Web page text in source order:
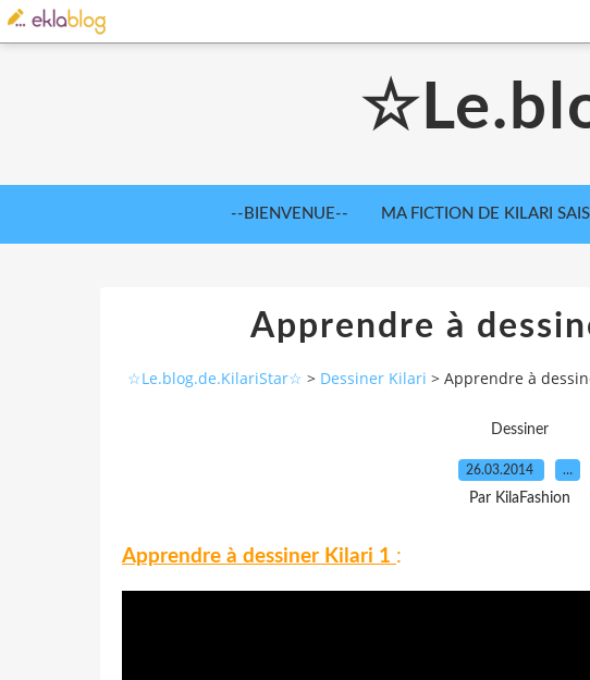
--BIENVENUE-- MA FICTION DE KILARI
Apprendre à
☆Le.blog.de.KilariStar☆ > Dessiner Kilari > Apprendre à
Dessiner
26.03.2014 …
Par KilaFashion
Apprendre à dessiner Kilari 1 :